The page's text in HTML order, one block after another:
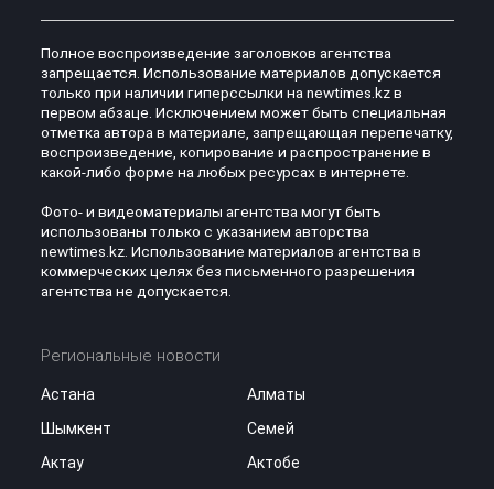
Полное воспроизведение заголовков агентства
запрещается. Использование материалов допускается
только при наличии гиперссылки на newtimes.kz в
первом абзаце. Исключением может быть специальная
отметка автора в материале, запрещающая перепечатку,
воспроизведение, копирование и распространение в
какой-либо форме на любых ресурсах в интернете.
Фото- и видеоматериалы агентства могут быть
использованы только с указанием авторства
newtimes.kz. Использование материалов агентства в
коммерческих целях без письменного разрешения
агентства не допускается.
Региональные новости
Астана
Алматы
Шымкент
Семей
Актау
Актобе